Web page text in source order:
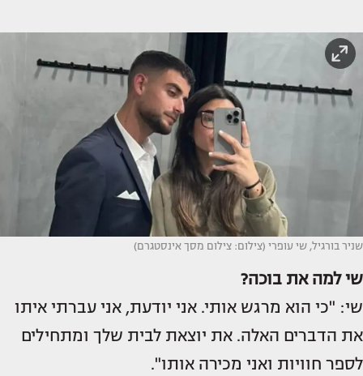
שניר בורגיל, שי עופרי (צילום: צילום מסך אינסטגרם)
שי למה את בוכה?
שי: "כי הוא מרגש אותי. אני יודעת, אני עברתי איתו
את הדברים האלה. את יוצאת לבית שלך ומתחילים
לספר חוויות ואני מכירה אותו".